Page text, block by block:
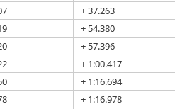
+ 37.263
+ 54.380
+ 57.396
+ 1:00.417
+ 1:16.694
+ 1:16.978